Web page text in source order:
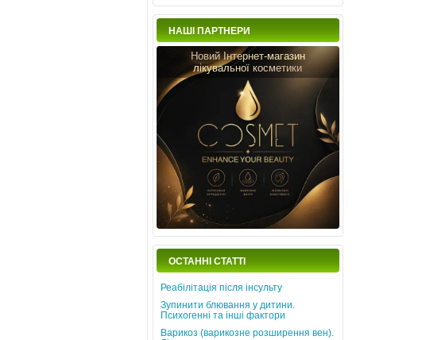
НАШІ ПАРТНЕРИ
Новий Інтернет-магазин
лікувальної косметики
ОСТАННІ СТАТТІ
Реабілітація після інсульту
Зупинити блювання у дитини.
Психогенні та інші фактори
Варикоз (варикозне розширення вен).